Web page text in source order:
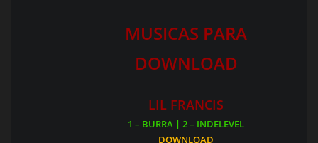
MUSICAS PARA
DOWNLOAD
LIL FRANCIS
1 – BURRA | 2 – INDELEVEL
DOWNLOAD